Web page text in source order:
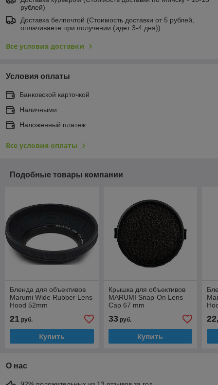
рублей)
Доставка белпочтой (Стоимость доставки от 5 рублей,
оплачиваете при получении (идет 3-4 дня))
Все условия доставки
Условия оплаты
Банковской карточкой
Наличными
Наложенный платеж
Все условия оплаты
Подобные товары компании
Бленда для объективов
Marumi Wide Rubber Lens
Hood 52mm
21 руб.
Купить
Крышка для объективов
MARUMI Snap-On Lens
Cap 67 mm
33руб.
Купить
О нас